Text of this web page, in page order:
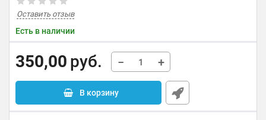
Оставить отзыв
Есть в наличии
350,00 руб. − +
В корзину